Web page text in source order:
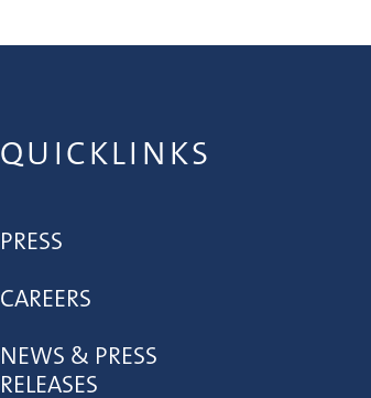
QUICKLINKS
PRESS
CAREERS
NEWS & PRESS
RELEASES